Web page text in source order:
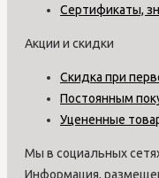
Сертификаты,
Акции и скидки
Скидка при
Постоянным
Уцененные
Мы в социальных
Информация,